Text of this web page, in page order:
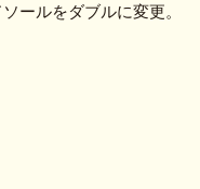
ールをダブルに変更。